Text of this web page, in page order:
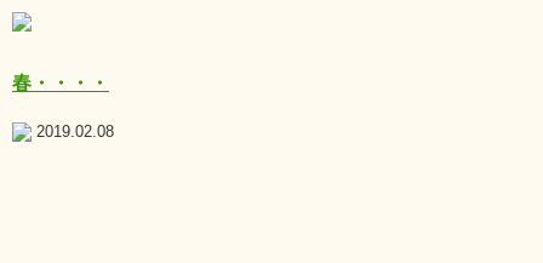
春・・・・
2019.02.08